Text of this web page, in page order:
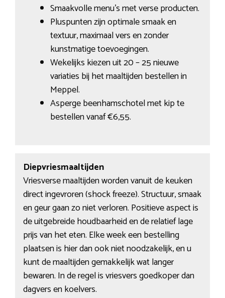
Smaakvolle menu’s met verse producten.
Pluspunten zijn optimale smaak en
textuur, maximaal vers en zonder
kunstmatige toevoegingen.
Wekelijks kiezen uit 20 – 25 nieuwe
variaties bij het maaltijden bestellen in
Meppel.
Asperge beenhamschotel met kip te
bestellen vanaf €6,55.
Diepvriesmaaltijden
Vriesverse maaltijden worden vanuit de keuken
direct ingevroren (shock freeze). Structuur, smaak
en geur gaan zo niet verloren. Positieve aspect is
de uitgebreide houdbaarheid en de relatief lage
prijs van het eten. Elke week een bestelling
plaatsen is hier dan ook niet noodzakelijk, en u
kunt de maaltijden gemakkelijk wat langer
bewaren. In de regel is vriesvers goedkoper dan
dagvers en koelvers.